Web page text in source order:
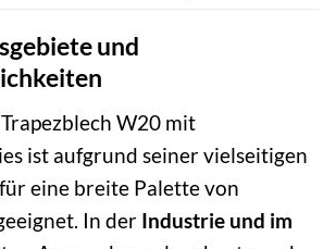
und
W20 mit
ist aufgrund seiner vielseitigen
eine breite Palette von
In der Industrie und im